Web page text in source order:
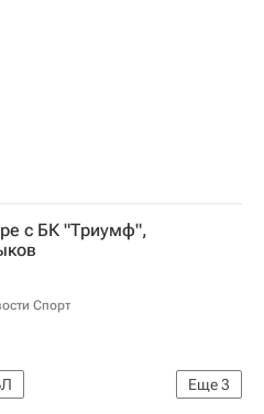
с БК "Триумф",
Спорт
Еще3